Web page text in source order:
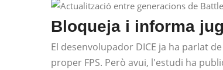
Bloqueja i informa
El desenvolupador DICE ja ha parlat
proper FPS. Però avui, l'estudi ha